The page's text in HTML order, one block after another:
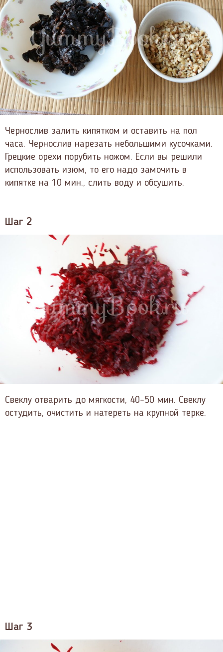
Чернослив залить кипятком и оставить на пол
часа. Чернослив нарезать небольшими кусочками.
Грецкие орехи порубить ножом. Если вы решили
использовать изюм, то его надо замочить в
кипятке на 10 мин., слить воду и обсушить.
Шаг 2
Свеклу отварить до мягкости, 40–50 мин. Свеклу
остудить, очистить и натереть на крупной терке.
Шаг 3